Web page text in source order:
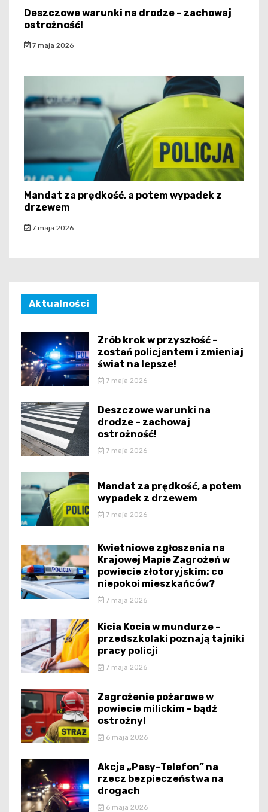
Deszczowe warunki na drodze – zachowaj
ostrożność!
7 maja 2026
Mandat za prędkość, a potem wypadek z
drzewem
7 maja 2026
Aktualności
Zrób krok w przyszłość –
zostań policjantem i zmieniaj
świat na lepsze!
7 maja 2026
Deszczowe warunki na
drodze – zachowaj
ostrożność!
7 maja 2026
Mandat za prędkość, a potem
wypadek z drzewem
7 maja 2026
Kwietniowe zgłoszenia na
Krajowej Mapie Zagrożeń w
powiecie złotoryjskim: co
niepokoi mieszkańców?
7 maja 2026
Kicia Kocia w mundurze –
przedszkolaki poznają tajniki
pracy policji
7 maja 2026
Zagrożenie pożarowe w
powiecie milickim – bądź
ostrożny!
6 maja 2026
Akcja „Pasy–Telefon” na
rzecz bezpieczeństwa na
drogach
6 maja 2026